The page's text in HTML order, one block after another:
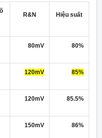
R&N Hiệu suất
80mV 80%
120mV 85%
120mV 85.5%
150mV 86%